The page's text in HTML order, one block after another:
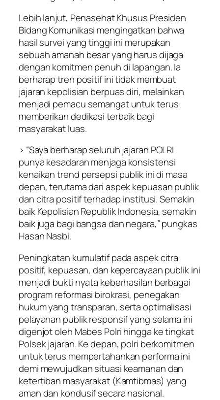
Lebih lanjut, Penasehat Khusus Presiden
Bidang Komunikasi mengingatkan bahwa
hasil survei yang tinggi ini merupakan
sebuah amanah besar yang harus dijaga
dengan komitmen penuh di lapangan. Ia
berharap tren positif ini tidak membuat
jajaran kepolisian berpuas diri, melainkan
menjadi pemacu semangat untuk terus
memberikan dedikasi terbaik bagi
masyarakat luas.
> “Saya berharap seluruh jajaran POLRI
punya kesadaran menjaga konsistensi
kenaikan trend persepsi publik ini di masa
depan, terutama dari aspek kepuasan publik
dan citra positif terhadap institusi. Semakin
baik Kepolisian Republik Indonesia, semakin
baik juga bagi bangsa dan negara,” pungkas
Hasan Nasbi.
Peningkatan kumulatif pada aspek citra
positif, kepuasan, dan kepercayaan publik ini
menjadi bukti nyata keberhasilan berbagai
program reformasi birokrasi, penegakan
hukum yang transparan, serta optimalisasi
pelayanan publik responsif yang selama ini
digenjot oleh Mabes Polri hingga ke tingkat
Polsek jajaran. Ke depan, polri berkomitmen
untuk terus mempertahankan performa ini
demi mewujudkan situasi keamanan dan
ketertiban masyarakat (Kamtibmas) yang
aman dan kondusif secara nasional.